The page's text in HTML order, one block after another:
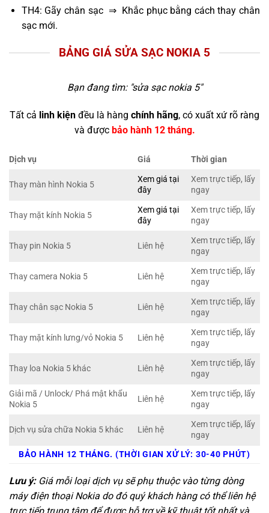
TH4: Gãy chân sạc ⇒ Khắc phục bằng cách thay chân
sạc mới.
BẢNG GIÁ SỬA SẠC NOKIA 5
Bạn đang tìm: "sửa sạc nokia 5"
Tất cả linh kiện đều là hàng chính hãng, có xuất xứ rõ ràng
và được bảo hành 12 tháng.
Dịch vụ Giá Thời gian
Thay màn hình Nokia 5
Xem giá tại
đây
Xem trực tiếp, lấy
ngay
Thay mặt kính Nokia 5
Xem giá tại
đây
Xem trực tiếp, lấy
ngay
Thay pin Nokia 5 Liên hệ
Xem trực tiếp, lấy
ngay
Thay camera Nokia 5 Liên hệ
Xem trực tiếp, lấy
ngay
Thay chân sạc Nokia 5 Liên hệ
Xem trực tiếp, lấy
ngay
Thay mặt kính lưng/vỏ Nokia 5 Liên hệ
Xem trực tiếp, lấy
ngay
Thay loa Nokia 5 khác Liên hệ
Xem trực tiếp, lấy
ngay
Giải mã / Unlock/ Phá mật khẩu
Nokia 5
Liên hệ
Xem trực tiếp, lấy
ngay
Dịch vụ sửa chữa Nokia 5 khác Liên hệ
Xem trực tiếp, lấy
ngay
BẢO HÀNH 12 THÁNG. (THỜI GIAN XỬ LÝ: 30-40 PHÚT)
Lưu ý:Giá mỗi loại dịch vụ sẽ phụ thuộc vào từng dòng
máy điện thoại Nokia do đó quý khách hàng có thể liên hệ